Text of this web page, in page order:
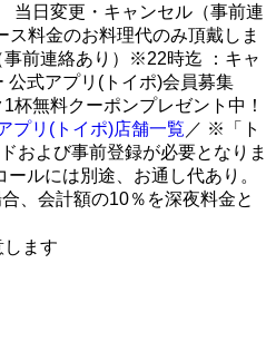
当日変更・キャンセル（事前連
料金のお料理代のみ頂戴しま
前連絡あり）※22時迄 ：キャ
公式アプリ(トイポ)会員募集
杯無料クーポンプレゼント中！
プリ(トイポ)店舗一覧 ／ ※「ト
および事前登録が必要となりま
ルには別途、お通し代あり。
、会計額の10％を深夜料金と
ます